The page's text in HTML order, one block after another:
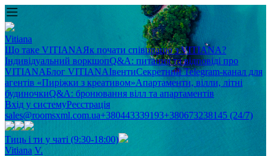
Vitiana
Що таке VITIANAЯк почати співпрацю з VITIANA?
Індивідуальний воркшопQ&A: питання та відповіді про
VITIANAБлог VITIANAІвентиСекретний Telegram-канал для
агентів «Пиріжки з креативом»Апартаменти, вілли, літні
будиночкиQ&A: бронювання вілл та апартаментів
Вхід у системуРеєстрація
sales@roomsxml.com.ua+380443339193+380673238145 (24/7)
Тиць і ти у чаті (9:30-18:00)
Vitiana V.